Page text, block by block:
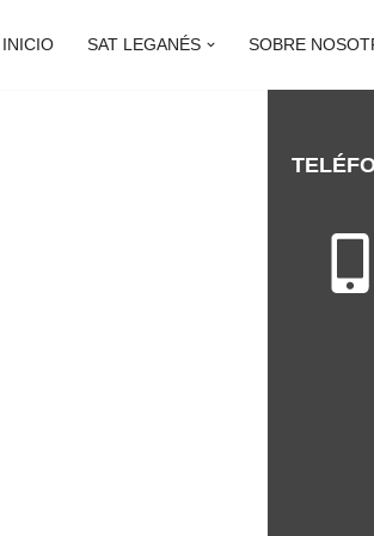
INICIO SAT LEGANÉS SOBRE